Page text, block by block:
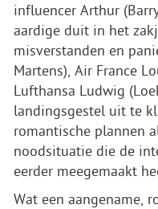
influencer Arthur
aardige duit in het
misverstanden en
Martens), Air France
Lufthansa Ludwig
landingsgestel uit te
romantische plannen
noodsituatie die de
eerder meegemaakt
Wat een aangename,